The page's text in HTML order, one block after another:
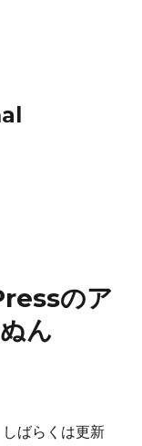
のア
ん
ばらくは更新